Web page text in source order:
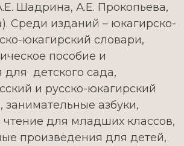
Шадрина, А.Е. Прокопьева,
Среди изданий – юкагирско-
юкагирский словари,
пособие и
для детского сада,
и русско-юкагирский
занимательные азбуки,
чтение для младших классов,
произведения для детей,